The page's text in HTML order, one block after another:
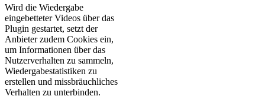
Wird die Wiedergabe
eingebetteter Videos über das
Plugin gestartet, setzt der
Anbieter zudem Cookies ein,
um Informationen über das
Nutzerverhalten zu sammeln,
Wiedergabestatistiken zu
erstellen und missbräuchliches
Verhalten zu unterbinden.